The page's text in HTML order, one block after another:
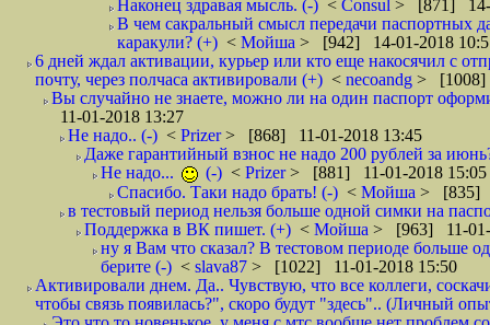
Наконец здравая мысль. (-) < Consul > [871] 14-
В чем сакральный смысл передачи паспортных
каракули? (+) < Мойша > [942] 14-01-2018
6 дней ждал активации, курьер или кто еще накосячил с
почту, через полчаса активировали (+) < necoandg > [1008]
Вы случайно не знаете, можно ли на один паспорт
11-01-2018 13:27
Не надо.. (-) < Prizer> [868] 11-01-2018 13:45
Даже гарантийный взнос не надо 200 рублей за
Не надо...
(-) < Prizer> [881] 11-01-2018 15:05
Спасибо. Таки надо брать! (-) < Мойша > [835]
в тестовый период нельзя больше одной симки на
Поддержка в ВК пишет. (+) < Мойша > [963] 11-01-
ну я Вам что сказал? В тестовом периоде больше
берите (-) < slava87 > [1022] 11-01-2018 15:50
Активировали днем. Да.. Чувствую, что все коллеги,
чтобы связь появилась?", скоро будут "здесь".. (Личный